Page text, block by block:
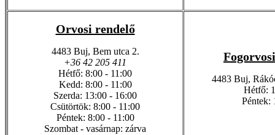
Orvosi rendelő
4483 Buj, Bem utca 2.
+36 42 205 411
Hétfő: 8:00 - 11:00
Kedd: 8:00 - 11:00
Szerda: 13:00 - 16:00
Csütörtök: 8:00 - 11:00
Péntek: 8:00 - 11:00
Szombat - vasárnap: zárva
4483 Buj,
Hétfő:
Péntek: